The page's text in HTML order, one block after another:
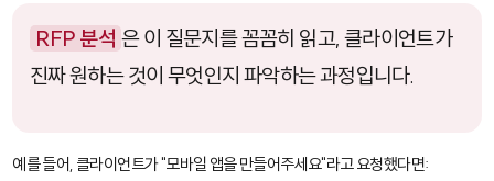
RFP 분석 은 이 질문지를 꼼꼼히 읽고, 클라이언트가
진짜 원하는 것이 무엇인지 파악하는 과정입니다.
예를 들어, 클라이언트가 "모바일 앱을 만들어주세요"라고 요청했다면: